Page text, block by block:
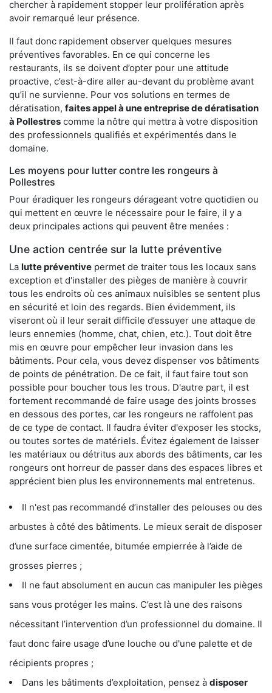
chercher à rapidement stopper leur prolifération après
avoir remarqué leur présence.
Il faut donc rapidement observer quelques mesures
préventives favorables. En ce qui concerne les
restaurants, ils se doivent d’opter pour une attitude
proactive, c’est-à-dire aller au-devant du problème avant
qu’il ne survienne. Pour vos solutions en termes de
dératisation, faites appel à une entreprise de dératisation
à Pollestres comme la nôtre qui mettra à votre disposition
des professionnels qualifiés et expérimentés dans le
domaine.
Les moyens pour lutter contre les rongeurs à
Pollestres
Pour éradiquer les rongeurs dérageant votre quotidien ou
qui mettent en œuvre le nécessaire pour le faire, il y a
deux principales actions qui peuvent être menées :
Une action centrée sur la lutte préventive
La lutte préventive permet de traiter tous les locaux sans
exception et d'installer des pièges de manière à couvrir
tous les endroits où ces animaux nuisibles se sentent plus
en sécurité et loin des regards. Bien évidemment, ils
viseront où il leur serait difficile d’essuyer une attaque de
leurs ennemies (homme, chat, chien, etc.). Tout doit être
mis en œuvre pour empêcher leur invasion dans les
bâtiments. Pour cela, vous devez dispenser vos bâtiments
de points de pénétration. De ce fait, il faut faire tout son
possible pour boucher tous les trous. D'autre part, il est
fortement recommandé de faire usage des joints brosses
en dessous des portes, car les rongeurs ne raffolent pas
de ce type de contact. Il faudra éviter d'exposer les stocks,
ou toutes sortes de matériels. Évitez également de laisser
les matériaux ou détritus aux abords des bâtiments, car les
rongeurs ont horreur de passer dans des espaces libres et
apprécient bien plus les environnements mal entretenus.
Il n'est pas recommandé d’installer des pelouses ou des
arbustes à côté des bâtiments. Le mieux serait de disposer
d’une surface cimentée, bitumée empierrée à l’aide de
grosses pierres ;
Il ne faut absolument en aucun cas manipuler les pièges
sans vous protéger les mains. C’est là une des raisons
nécessitant l’intervention d’un professionnel du domaine. Il
faut donc faire usage d’une louche ou d'une palette et de
récipients propres ;
Dans les bâtiments d’exploitation, pensez à disposer